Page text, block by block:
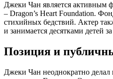
Джеки Чан является активным
– Dragon’s Heart Foundation.
стихийных бедствий. Актер
и занимается десятками детей
Позиция и
Джеки Чан неоднократно